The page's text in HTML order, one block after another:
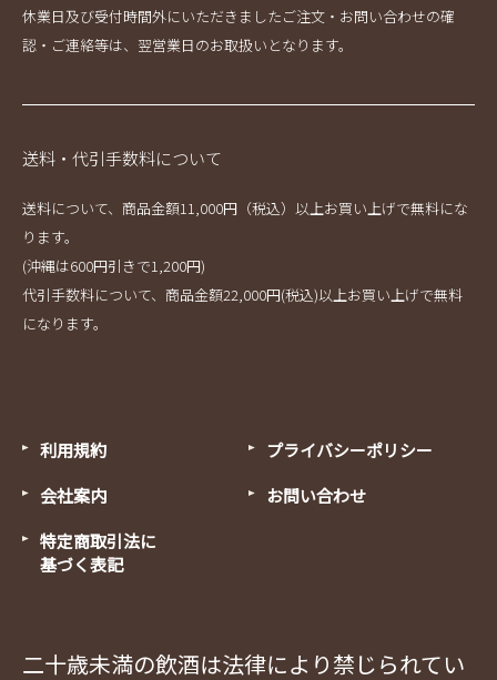
休業日及び受付時間外にいただきましたご注文・お問い合わせの確
認・ご連絡等は、翌営業日のお取扱いとなります。
送料・代引手数料について
送料について、商品金額11,000円（税込）以上お買い上げで無料にな
ります。
(沖縄は600円引きで1,200円)
代引手数料について、商品金額22,000円(税込)以上お買い上げで無料
になります。
利用規約
プライバシーポリシー
会社案内
お問い合わせ
特定商取引法に
基づく表記
二十歳未満の飲酒は法律により禁じられてい